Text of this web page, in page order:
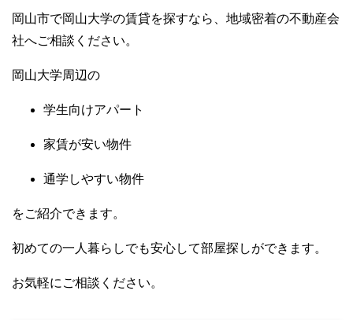
岡山市で岡山大学の賃貸を探すなら、地域密着の不動産会
社へご相談ください。
岡山大学周辺の
学生向けアパート
家賃が安い物件
通学しやすい物件
をご紹介できます。
初めての一人暮らしでも安心して部屋探しができます。
お気軽にご相談ください。